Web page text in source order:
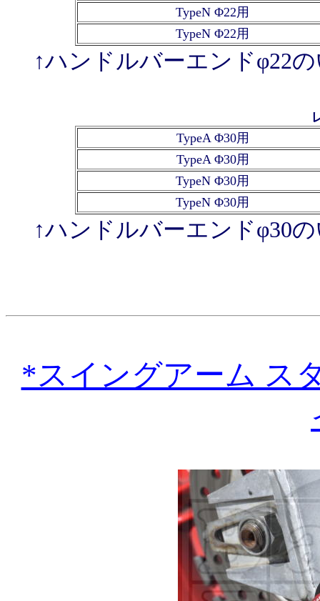
TypeN Φ22用
TypeN Φ22用
↑ハンドルバーエンドφ22
TypeA Φ30用
TypeA Φ30用
TypeN Φ30用
TypeN Φ30用
↑ハンドルバーエンドφ30
*スイングアーム ス